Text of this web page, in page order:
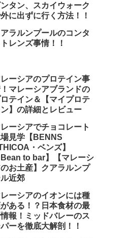
ンタン、スカイウォーク
に出ずに行く方法！！
ラルンプールのコンタ
レンズ事情！！
ーシアのプロテイン事
マレーシアブランドの
テイン＆【マイプロテ
】の詳細とレビュー
ーシアでチョコレート
見学【BENNS
・ベンズ】
Bean to bar】【マレーシ
お土産】クアラルンプ
近郊
ーシアのイオンには種
ある！？日本食材の最
報！ミッドバレーのス
ーを徹底大解剖！！